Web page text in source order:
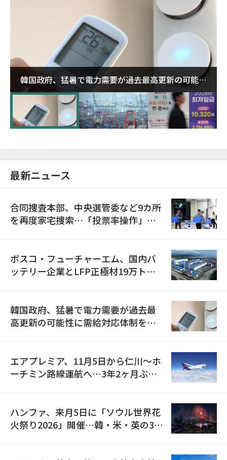
韓国政府、猛暑で電力需要が過去最高更新の可能性
に需給対応体制を点検
最新ニュース
合同捜査本部、中央選管委など9カ所
を再度家宅捜索…「投票率操作」の
ポスコ・フューチャーエム、国内バ
ッテリー企業とLFP正極材19万トン
韓国政府、猛暑で電力需要が過去最
高更新の可能性に需給対応体制を点
エアプレミア、11月5日から仁川〜ホ
ーチミン路線運航へ…3年2ヶ月ぶり
ハンファ、来月5日に「ソウル世界花
火祭り2026」開催…韓・米・英の3カ